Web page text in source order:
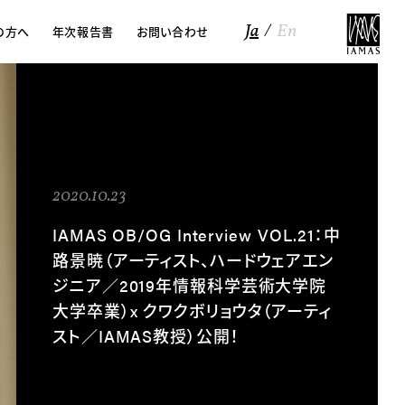
方へ 年次報告書 お問い合わせ Ja En
2020.10.23
IAMAS OB/OG Interview VOL.21：中
路景暁（アーティスト、ハードウェアエン
ジニア／2019年情報科学芸術大学院
大学卒業）x クワクボリョウタ（アーティ
スト／IAMAS教授）公開！